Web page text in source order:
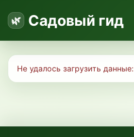
Садовый гид
Не удалось загрузить данные: